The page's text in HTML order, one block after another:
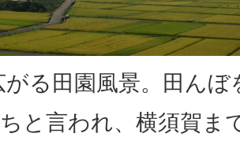
がる田園風景。田ん
と言われ、横須賀ま